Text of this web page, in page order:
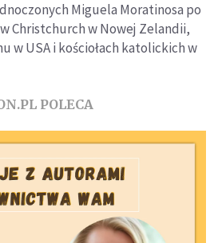
Miguela Moratinosa po
Christchurch w Nowej Zelandii,
w USA i kościołach katolickich w
POLECA